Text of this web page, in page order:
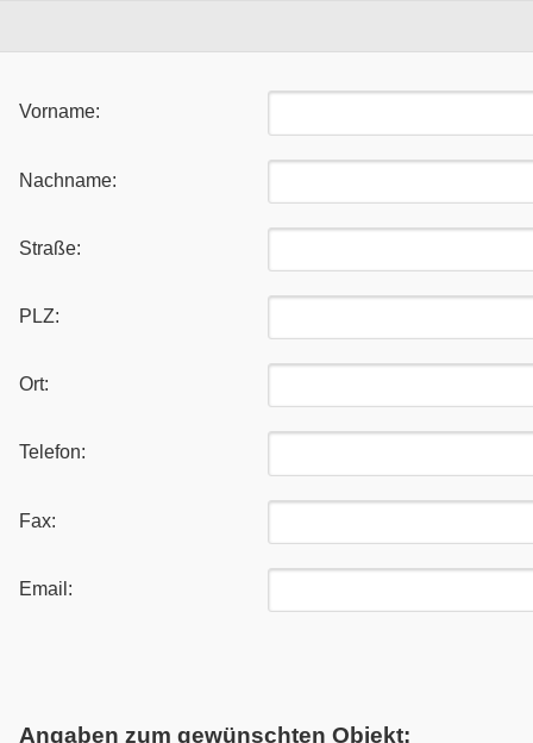
Vorname:
Nachname:
Straße:
PLZ:
Ort:
Telefon:
Fax:
Email:
Angaben zum gewünschten Objekt: